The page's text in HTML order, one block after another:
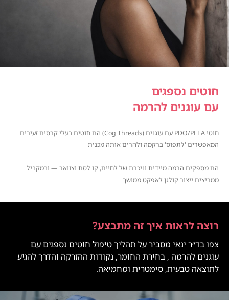
PDO LIFTING THREADS
LIFT WITHOUT
SURGERY
חוטים נספגים
עם עוגנים להרמה
חוטי PDO/PLLA עם עוגנים (Cog Threads) הם חוטים בעלי קרסים זעירים
המאפשרים 'לתפוס' ברקמה ולהרים אותה מכנית
הם מספקים הרמה מיידית וניכרת של לחיים, קו לסת וצוואר — ובמקביל
ממריצים ייצור קולגן לאפקט ממושך
רוצה לראות איך זה מתבצע?
צפו בד״ר ינאי מסביר על תהליך טיפול חוטים נספגים עם
עוגנים להרמה , בחירת החומר, נקודות ההזרקה והדרך להגיע
לתוצאה טבעית, סימטרית ומחמיאה.